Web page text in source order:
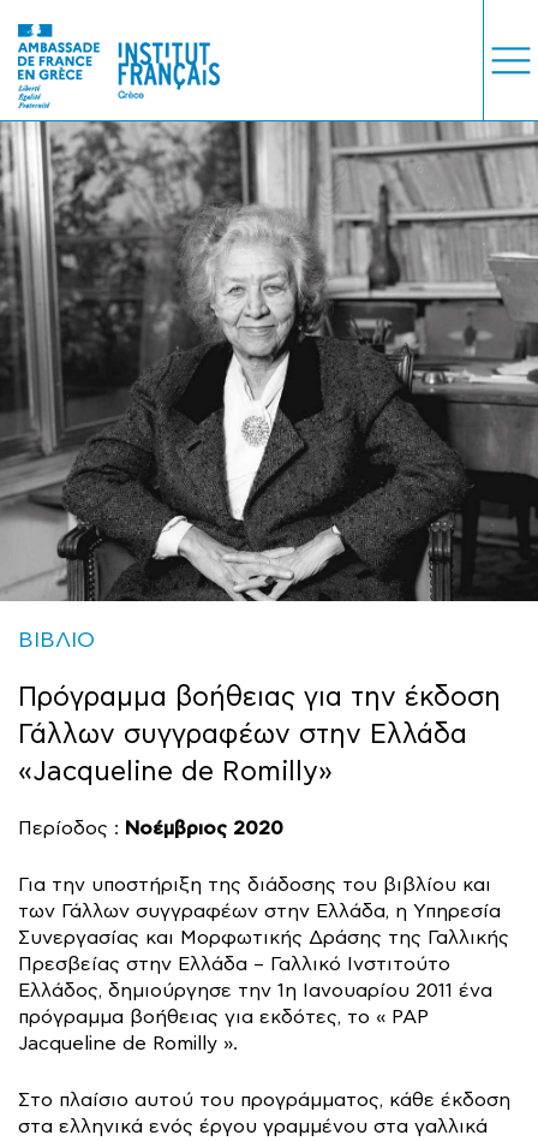
ΜΑΘΗΜΑΤΑ
ΕΞΕΤΑΣΕΙΣ
ΣΠΟΥΔΕΣ
ΣΥΝΕΡΓΕΙΕΣ
ΒΙΒΛΙΟ
Πρόγραμμα βοήθειας για την έκδοση
Γάλλων συγγραφέων στην Ελλάδα
«Jacqueline de Romilly»
Περίοδος : Νοέμβριος 2020
Για την υποστήριξη της διάδοσης του βιβλίου και
των Γάλλων συγγραφέων στην Ελλάδα, η Υπηρεσία
Συνεργασίας και Μορφωτικής Δράσης της Γαλλικής
Πρεσβείας στην Ελλάδα – Γαλλικό Ινστιτούτο
Ελλάδος, δημιούργησε την 1η Ιανουαρίου 2011 ένα
πρόγραμμα βοήθειας για εκδότες, το « PAP
Jacqueline de Romilly ».
Στο πλαίσιο αυτού του προγράμματος, κάθε έκδοση
στα ελληνικά ενός έργου γραμμένου στα γαλλικά